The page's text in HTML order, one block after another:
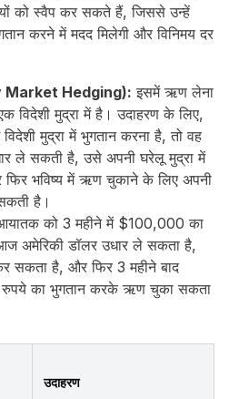
को स्वैप कर सकते हैं, जिससे उन्हें
करने में मदद मिलेगी और विनिमय दर
Market Hedging): इसमें ऋण लेना
विदेशी मुद्रा में है। उदाहरण के लिए,
मुद्रा में भुगतान करना है, तो वह
ले सकती है, उसे अपनी घरेलू मुद्रा में
फिर भविष्य में ऋण चुकाने के लिए अपनी
है।
को 3 महीने में $100,000 का
अमेरिकी डॉलर उधार ले सकता है,
सकता है, और फिर 3 महीने बाद
का भुगतान करके ऋण चुका सकता
उदाहरण